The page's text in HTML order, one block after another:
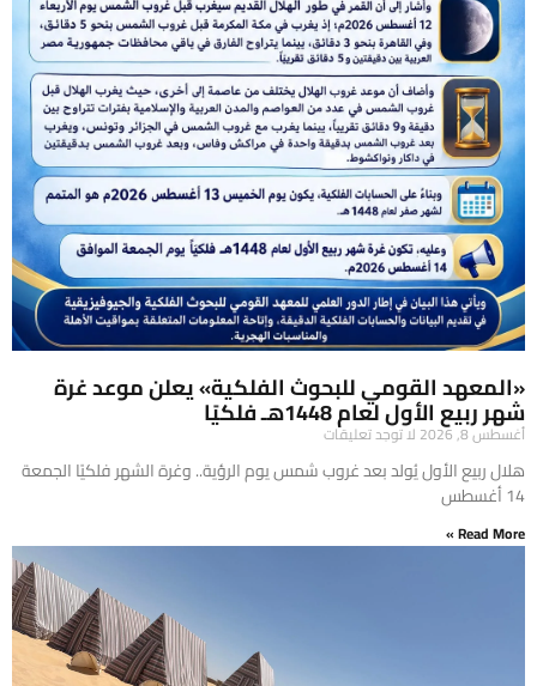
«المعهد القومي للبحوث الفلكية» يعلن موعد غرة
شهر ربيع الأول لعام 1448هـ فلكيًا
أغسطس 8, 2026 لا توجد تعليقات
هلال ربيع الأول يُولد بعد غروب شمس يوم الرؤية.. وغرة الشهر فلكيًا الجمعة
14 أغسطس
Read More »